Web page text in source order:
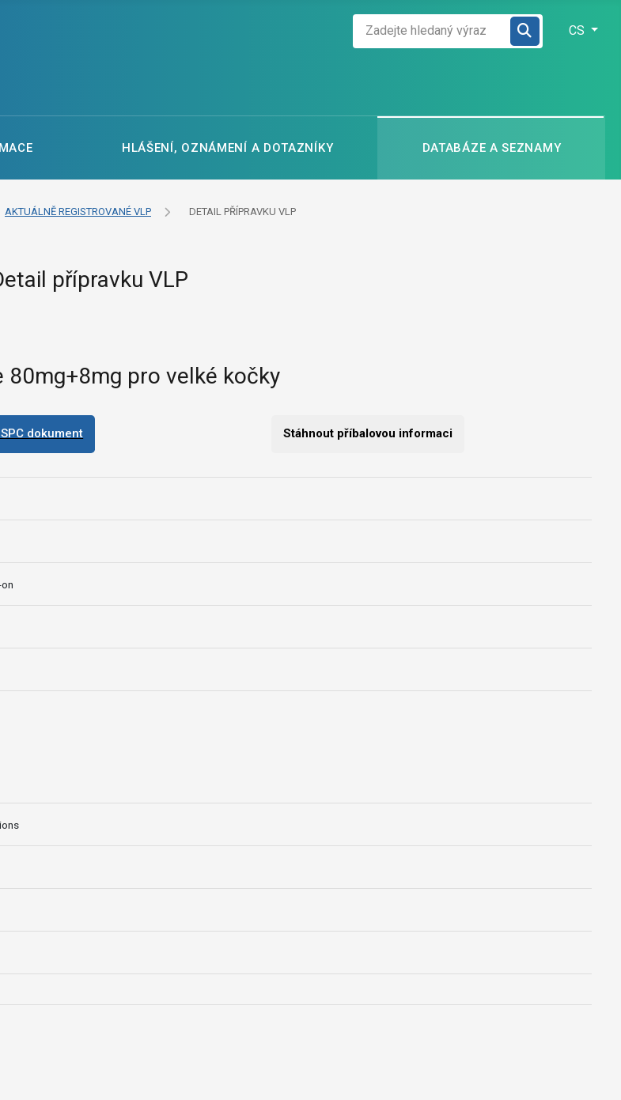
CS
HLÁŠENÍ, OZNÁMENÍ A DOTAZNÍKY DATABÁZE A SEZNAMY
AKTUÁLNĚ REGISTROVANÉ VLP DETAIL PŘÍPRAVKU VLP
přípravku VLP
80mg+8mg pro velké kočky
dokument Stáhnout příbalovou informaci